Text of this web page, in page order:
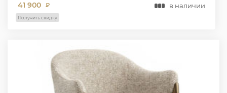
41 900 ₽ в наличии
Получить скидку